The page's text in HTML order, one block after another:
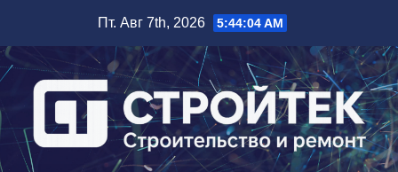
содержимому
Пт. Авг 7th, 2026 5:44:05 AM